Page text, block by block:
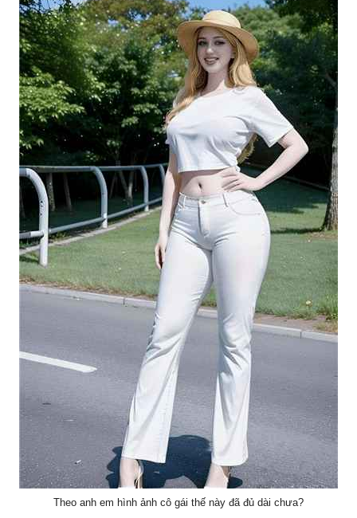
Theo anh em hình ảnh cô gái thế này đã đủ dài chưa?